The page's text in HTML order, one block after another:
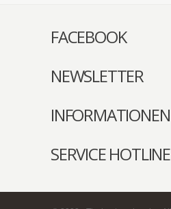
FACEBOOK
NEWSLETTER
INFORMATIONEN
SERVICE HOTLINE